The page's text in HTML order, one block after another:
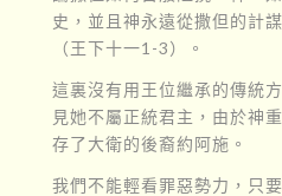
史，並且神永遠從撒但的計
（王下十一1-3）。
這裏沒有用王位繼承的傳統
見她不屬正統君主，由於神
存了大衛的後裔約阿施。
我們不能輕看罪惡勢力，只